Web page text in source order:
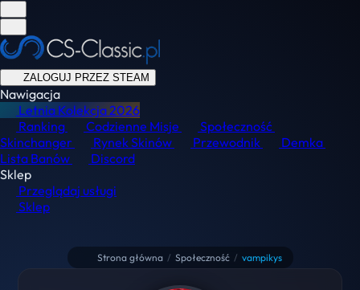
ZALOGUJ PRZEZ STEAM
Nawigacja
Letnia Kolekcja2026
Ranking
Codzienne Misje
Społeczność
Skinchanger
Rynek Skinów Przewodnik
Demka
Lista Banów
Discord
Sklep
Przeglądaj usługi
Sklep
Strona główna / Społeczność / vampikys